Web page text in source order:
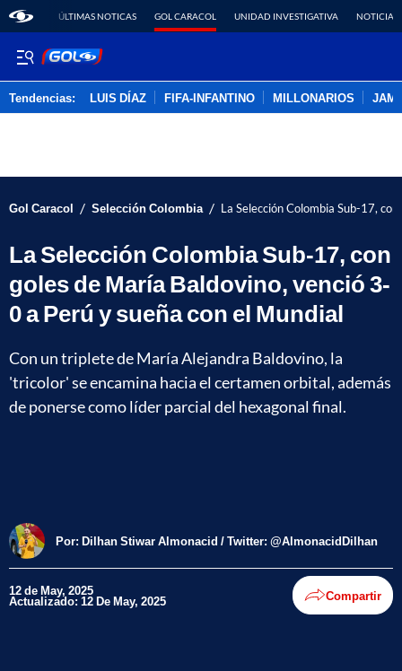
ÚLTIMAS NOTICAS GOL CARACOL UNIDAD INVESTIGATIVA NOTICIAS
Tendencias: LUIS DÍAZ FIFA-INFANTINO MILLONARIOS
Gol Caracol / Selección Colombia / La Selección Colombia Sub-17,
La Selección Colombia Sub-17, con
goles de María Baldovino, venció 3-
0 a Perú y sueña con el Mundial
Con un triplete de María Alejandra Baldovino, la
'tricolor' se encamina hacia el certamen orbital, además
de ponerse como líder parcial del hexagonal final.
Por: Dilhan Stiwar Almonacid / Twitter: @AlmonacidDilhan
12 de May, 2025
Actualizado: 12 De May, 2025 Compartir